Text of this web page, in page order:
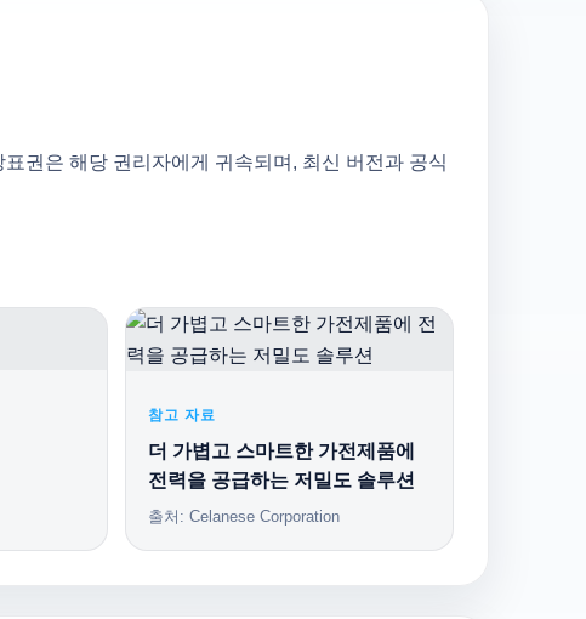
권은 해당 권리자에게 귀속되며, 최신 버전과 공식
참고 자료
더 가볍고 스마트한 가전제품에
전력을 공급하는 저밀도 솔루션
출처: Celanese Corporation